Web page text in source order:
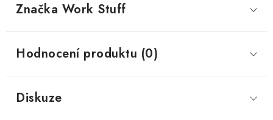
Značka Work Stuff
Hodnocení produktu (0)
Diskuze